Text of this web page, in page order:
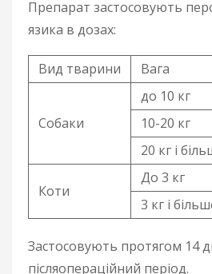
Препарат застосовують
язика в дозах:
Вид тварини Вага
Собаки
до 10 кг
10-20 кг
20 кг і
Коти
До 3 кг
3 кг і
Застосовують протягом 14
післяопераційний період.